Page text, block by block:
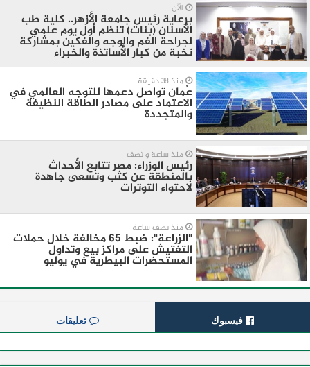
الآن
برعاية رئيس جامعة الأزهر.. كلية طب
الأسنان (بنات) تنظم أول يوم علمي
لجراحة الفم والوجه والفكين بمشاركة
نخبة من كبار الأساتذة والخبراء
منذ 38 دقيقة
عُمان تواصل دعمها للتوجه العالمي في
الاعتماد على مصادر الطاقة النظيفة
والمتجددة
منذ ساعة و نصف
رئيس الوزراء: مصر تتابع الأحداث
بالمنطقة عن كثب وتسعى جاهدة
لاحتواء التوترات
منذ نصف ساعة
"الزراعة": ضبط 65 مخالفة خلال حملات
التفتيش على مراكز بيع وتداول
المستحضرات البيطرية في يوليو
فيسبوك تعليقات